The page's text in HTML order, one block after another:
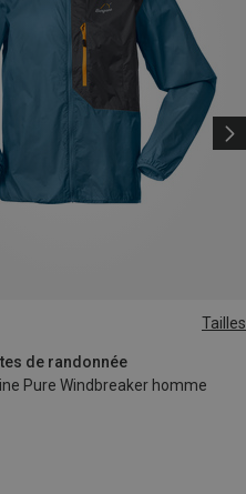
Tailles
de randonnée
Pure Windbreaker homme